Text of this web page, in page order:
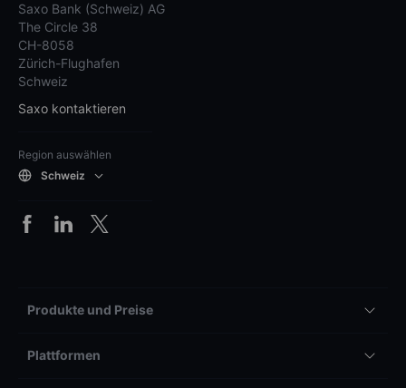
Saxo Bank (Schweiz) AG
The Circle 38
CH-8058
Zürich-Flughafen
Schweiz
Saxo kontaktieren
Region auswählen
Schweiz
Produkte und Preise
Plattformen